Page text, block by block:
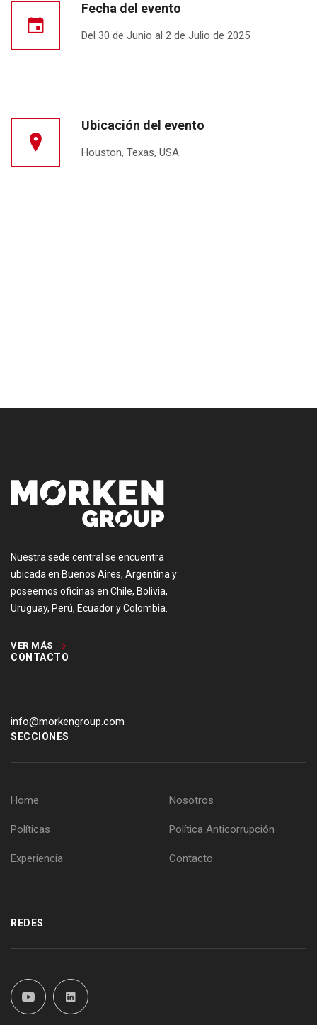
Fecha del evento
Del 30 de Junio al 2 de Julio de 2025
Ubicación del evento
Houston, Texas, USA.
Nuestra sede central se encuentra
ubicada en Buenos Aires, Argentina y
poseemos oficinas en Chile, Bolivia,
Uruguay, Perú, Ecuador y Colombia.
VER MÁS
CONTACTO
info@morkengroup.com
SECCIONES
Home Nosotros
Políticas Política Anticorrupción
Experiencia Contacto
REDES